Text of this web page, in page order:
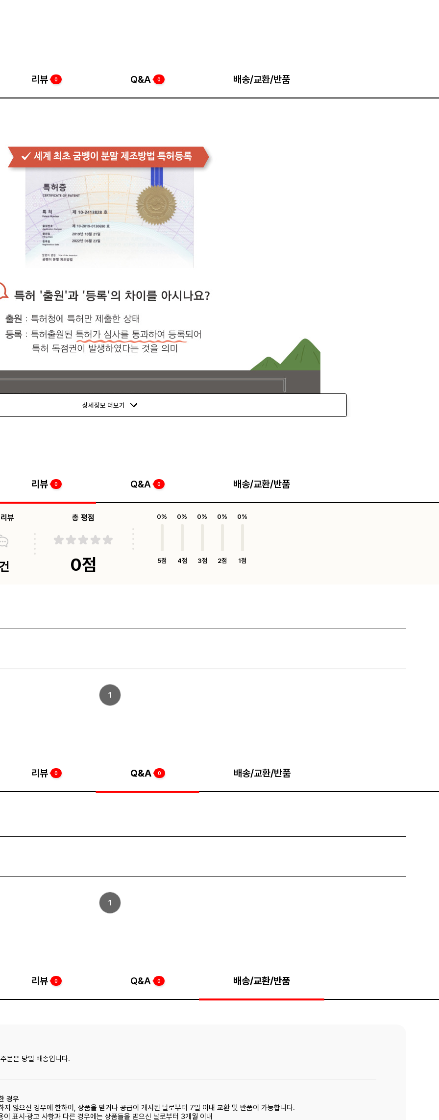
리뷰 0 Q&A 0 배송/교환/반품
상세정보 더보기
리뷰 0 Q&A 0 배송/교환/반품
뷰 총 평점
0점
0%
5점
0%
4점
0%
3점
0%
2점
0%
1점
1
리뷰 0 Q&A 0 배송/교환/반품
1
리뷰 0 Q&A 0 배송/교환/반품
문은 당일 배송입니다.
경우
지 않으신 경우에 한하여, 상품을 받거나 공급이 개시된 날로부터 7일 이내 교환 및 반품이 가능합니다.
표시·광고 사항과 다른 경우에는 상품들을 받으신 날로부터 3개월 이내